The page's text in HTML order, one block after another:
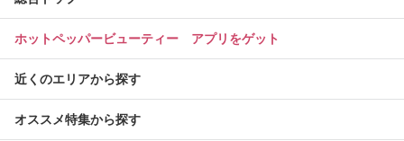
ホットペッパービューティー アプリをゲット
近くのエリアから探す
オススメ特集から探す